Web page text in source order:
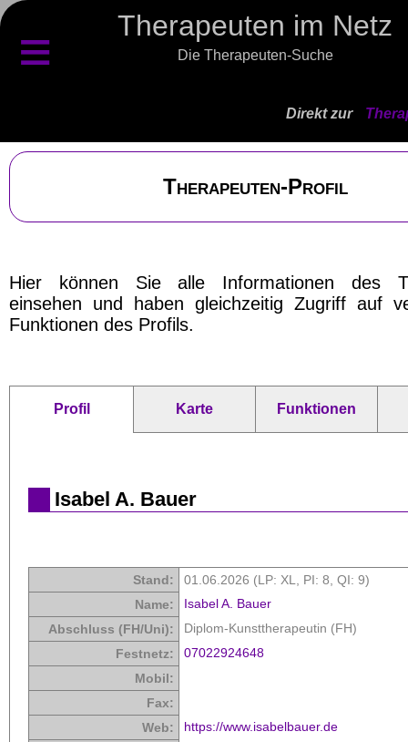
Therapeuten im Netz
Die Therapeuten-Suche
≡
Direkt zur
Therapeuten-Profil
Hier können Sie alle Informationen des
einsehen und haben gleichzeitig Zugriff auf
Funktionen des Profils.
Profil Karte Funktionen
Isabel A. Bauer
Stand: 01.06.2026 (LP: XL, PI: 8 QI: 9)
Name:
Isabel A. Bauer
Abschluss (FH/Uni):
Diplom-Kunsttherapeutin (FH)
Festnetz:
07022924648
Mobil:
Fax:
Web:
https://www.isabelbauer.de